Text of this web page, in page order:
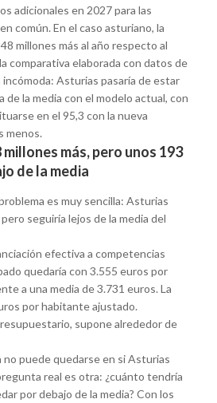
adicionales en 2027 para las
común. En el caso asturiano, la
millones más al año respecto al
comparativa elaborada con datos de
incómoda: Asturias pasaría de estar
de la media con el modelo actual, con
en el 95,3 con la nueva
menos.
más, pero unos 193
de la media
es muy sencilla: Asturias
seguiría lejos de la media del
efectiva a competencias
quedaría con 3.555 euros por
a una media de 3.731 euros. La
por habitante ajustado.
supone alrededor de
puede quedarse en si Asturias
real es otra: ¿cuánto tendría
por debajo de la media? Con los